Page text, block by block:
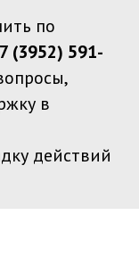
по
(3952) 591-
в
действий